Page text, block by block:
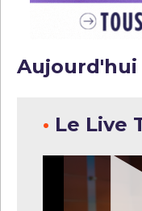
Aujourd'hui
• Le Live